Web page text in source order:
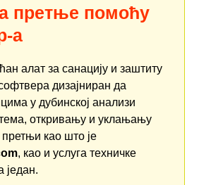
претње помоћу
а
алат за санацију и заштиту
дизајниран да
у дубинској анализи
откривању и уклањању
као што је
, као и услуга техничке
један.